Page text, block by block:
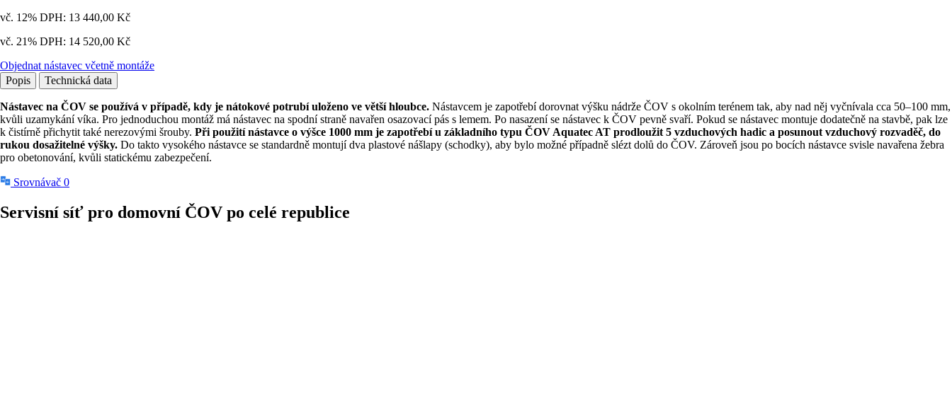
vč. 12% DPH: 13 440,00 Kč
vč. 21% DPH: 14 520,00 Kč
Objednat nástavec včetně montáže
Popis
Technická data
Nástavec na ČOV se používá v případě, kdy je nátokové potrubí uloženo ve větší hloubce. Nástavcem je zapotřebí dorovnat výšku nádrže ČOV s okolním terénem tak, aby nad něj vyčnívala cca 50–100 mm,
kvůli uzamykání víka. Pro jednoduchou montáž má nástavec na spodní straně navařen osazovací pás s lemem. Po nasazení se nástavec k ČOV pevně svaří. Pokud se nástavec montuje dodatečně na stavbě, pak lze
k čistírně přichytit také nerezovými šrouby. Při použití nástavce o výšce 1000 mm je zapotřebí u základního typu ČOV Aquatec AT prodloužit 5 vzduchových hadic a posunout vzduchový rozvaděč, do
rukou dosažitelné výšky. Do takto vysokého nástavce se standardně montují dva plastové nášlapy (schodky), aby bylo možné případně slézt dolů do ČOV. Zároveň jsou po bocích nástavce svisle navařena žebra
pro obetonování, kvůli statickému zabezpečení.
Srovnávač 0
Servisní síť pro domovní ČOV po celé republice